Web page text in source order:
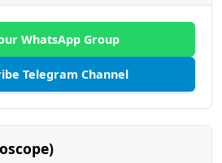
WhatsApp Group
Telegram Channel